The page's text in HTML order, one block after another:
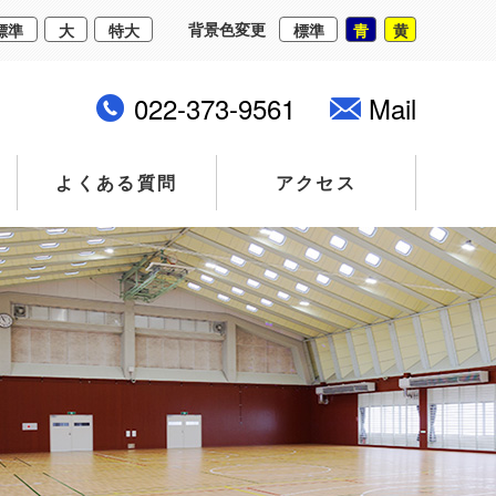
背景色変更 標準 青 黄
準 大 特大
022-373-9561 Mail
よくある質問 アクセス